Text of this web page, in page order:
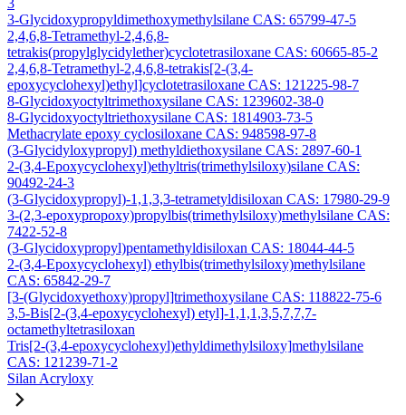
3
3-Glycidoxypropyldimethoxymethylsilane CAS: 65799-47-5
2,4,6,8-Tetramethyl-2,4,6,8-
tetrakis(propylglycidylether)cyclotetrasiloxane CAS: 60665-85-2
2,4,6,8-Tetramethyl-2,4,6,8-tetrakis[2-(3,4-
epoxycyclohexyl)ethyl]cyclotetrasiloxane CAS: 121225-98-7
8-Glycidoxyoctyltrimethoxysilane CAS: 1239602-38-0
8-Glycidoxyoctyltriethoxysilane CAS: 1814903-73-5
Methacrylate epoxy cyclosiloxane CAS: 948598-97-8
(3-Glycidyloxypropyl) methyldiethoxysilane CAS: 2897-60-1
2-(3,4-Epoxycyclohexyl)ethyltris(trimethylsiloxy)silane CAS:
90492-24-3
(3-Glycidoxypropyl)-1,1,3,3-tetrametyldisiloxan CAS: 17980-29-9
3-(2,3-epoxypropoxy)propylbis(trimethylsiloxy)methylsilane CAS:
7422-52-8
(3-Glycidoxypropyl)pentamethyldisiloxan CAS: 18044-44-5
2-(3,4-Epoxycyclohexyl) ethylbis(trimethylsiloxy)methylsilane
CAS: 65842-29-7
[3-(Glycidoxyethoxy)propyl]trimethoxysilane CAS: 118822-75-6
3,5-Bis[2-(3,4-epoxycyclohexyl) etyl]-1,1,1,3,5,7,7,7-
octamethyltetrasiloxan
Tris[2-(3,4-epoxycyclohexyl)ethyldimethylsiloxy]methylsilane
CAS: 121239-71-2
Silan Acryloxy